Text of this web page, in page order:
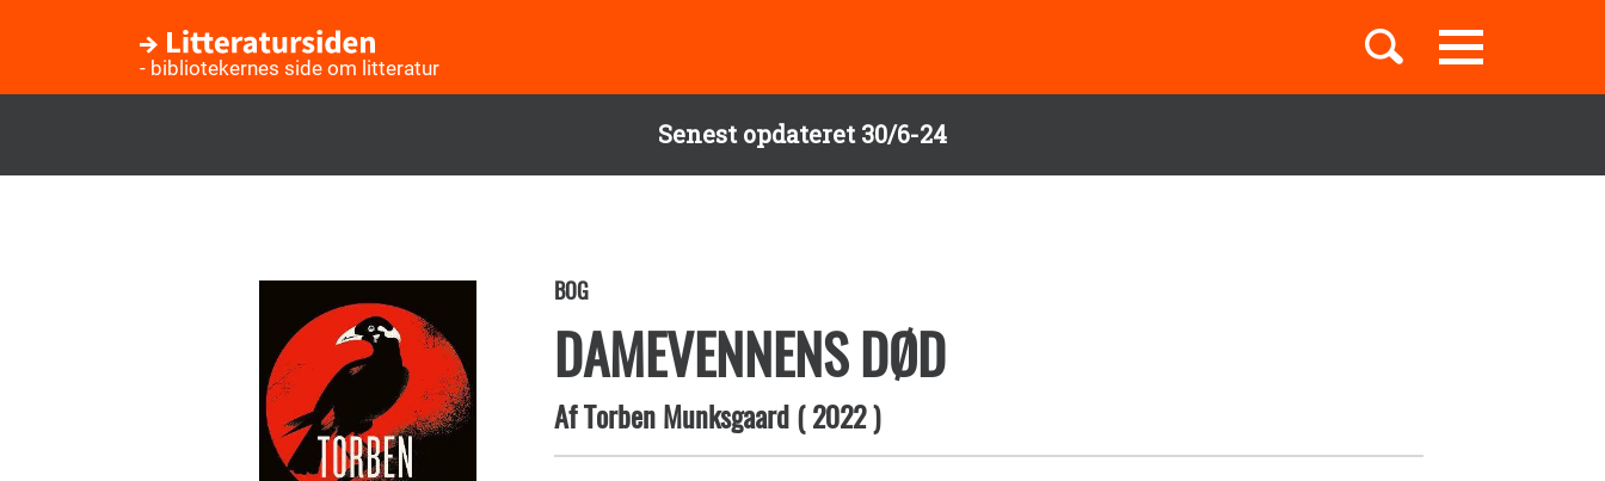
Senest opdateret 30/6-24
Toggle
navigation
- bibliotekernes side om litteratur
Børnebøger
Temaer
BOG
DAMEVENNENS DØD
AfTorben Munksgaard(2022)